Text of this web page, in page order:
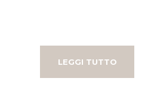
LEGGI TUTTO